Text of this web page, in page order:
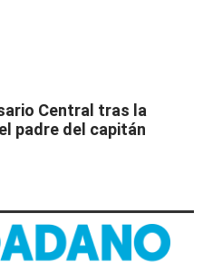
Central tras la
padre del capitán